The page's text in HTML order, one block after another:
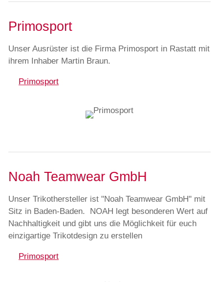
Primosport
Unser Ausrüster ist die Firma Primosport in Rastatt mit
ihrem Inhaber Martin Braun.
Primosport
Noah Teamwear GmbH
Unser Trikothersteller ist "Noah Teamwear GmbH" mit
Sitz in Baden-Baden. NOAH legt besonderen Wert auf
Nachhaltigkeit und gibt uns die Möglichkeit für euch
einzigartige Trikotdesign zu erstellen
Primosport